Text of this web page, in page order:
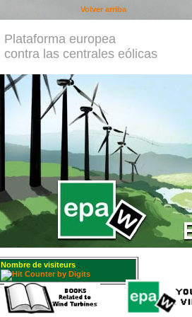
Plataforma europea
contra las centrales eólicas
Nombre de visiteurs :
Volver arriba